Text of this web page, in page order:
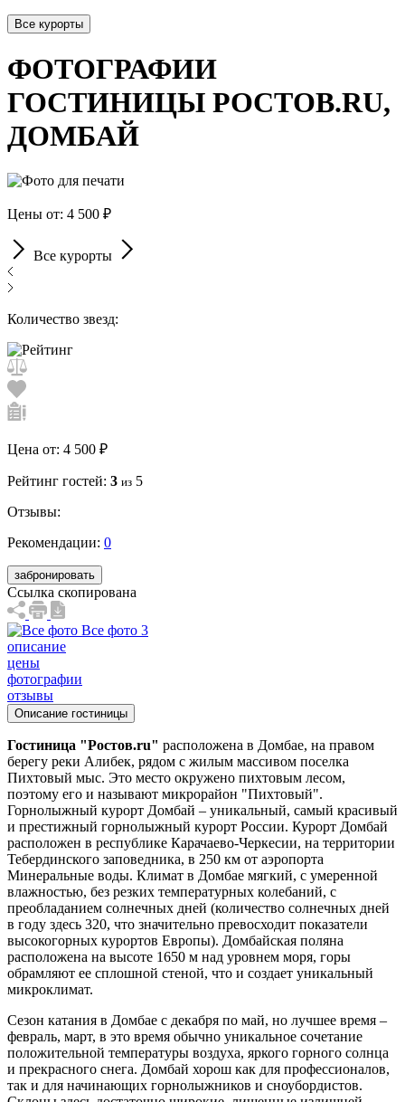
Все курорты
ФОТОГРАФИИ
ГОСТИНИЦЫ РОСТОВ.RU,
ДОМБАЙ
Цены от: 4 500 ₽
Все курорты
Количество звезд:
Цена от: 4 500 ₽
Рейтинг гостей: 3 из 5
Отзывы:
Рекомендации: 0
забронировать
Ссылка скопирована
Все фото 3
описание
цены
фотографии
отзывы
Описание гостиницы
Гостиница "Ростов.ru" расположена в Домбае, на правом
берегу реки Алибек, рядом с жилым массивом поселка
Пихтовый мыс. Это место окружено пихтовым лесом,
поэтому его и называют микрорайон "Пихтовый".
Горнолыжный курорт Домбай – уникальный, самый красивый
и престижный горнолыжный курорт России. Курорт Домбай
расположен в республике Карачаево-Черкесии, на территории
Тебердинского заповедника, в 250 км от аэропорта
Минеральные воды. Климат в Домбае мягкий, с умеренной
влажностью, без резких температурных колебаний, с
преобладанием солнечных дней (количество солнечных дней
в году здесь 320, что значительно превосходит показатели
высокогорных курортов Европы). Домбайская поляна
расположена на высоте 1650 м над уровнем моря, горы
обрамляют ее сплошной стеной, что и создает уникальный
микроклимат.
Сезон катания в Домбае с декабря по май, но лучшее время –
февраль, март, в это время обычно уникальное сочетание
положительной температуры воздуха, яркого горного солнца
и прекрасного снега. Домбай хорош как для профессионалов,
так и для начинающих горнолыжников и сноубордистов.